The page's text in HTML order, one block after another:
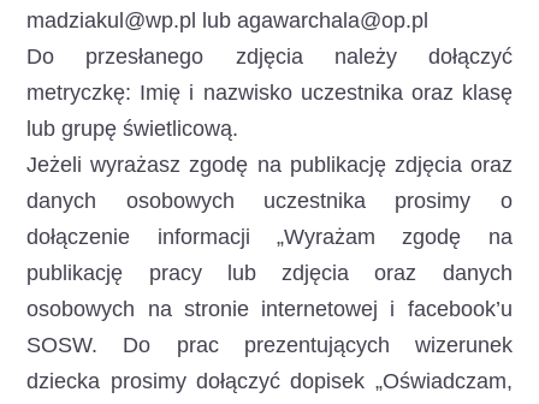
madziakul@wp.pl lub agawarchala@op.pl
Do przesłanego zdjęcia należy dołączyć
metryczkę: Imię i nazwisko uczestnika oraz klasę
lub grupę świetlicową.
Jeżeli wyrażasz zgodę na publikację zdjęcia oraz
danych osobowych uczestnika prosimy o
dołączenie informacji „Wyrażam zgodę na
publikację pracy lub zdjęcia oraz danych
osobowych na stronie internetowej i facebook’u
SOSW. Do prac prezentujących wizerunek
dziecka prosimy dołączyć dopisek „Oświadczam,